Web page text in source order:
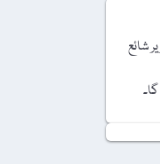
شائع